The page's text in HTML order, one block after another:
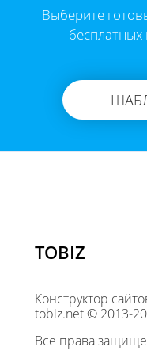
Выберите
TOBIZ
Конструктор
tobiz.net © 2013-
Все права